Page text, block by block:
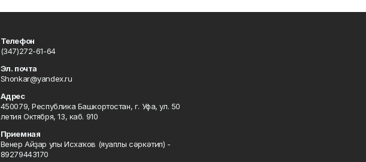
Телефон
(347)272-61-64
Эл. почта
Shonkar@yandex.ru
Адрес
450079, Республика Башкортостан, г. Уфа, ул. 50
летия Октября, 13, каб. 910
Приемная
Венер Айҙар улы Исхаҡов (яуаплы сәркәтип) -
89279443170